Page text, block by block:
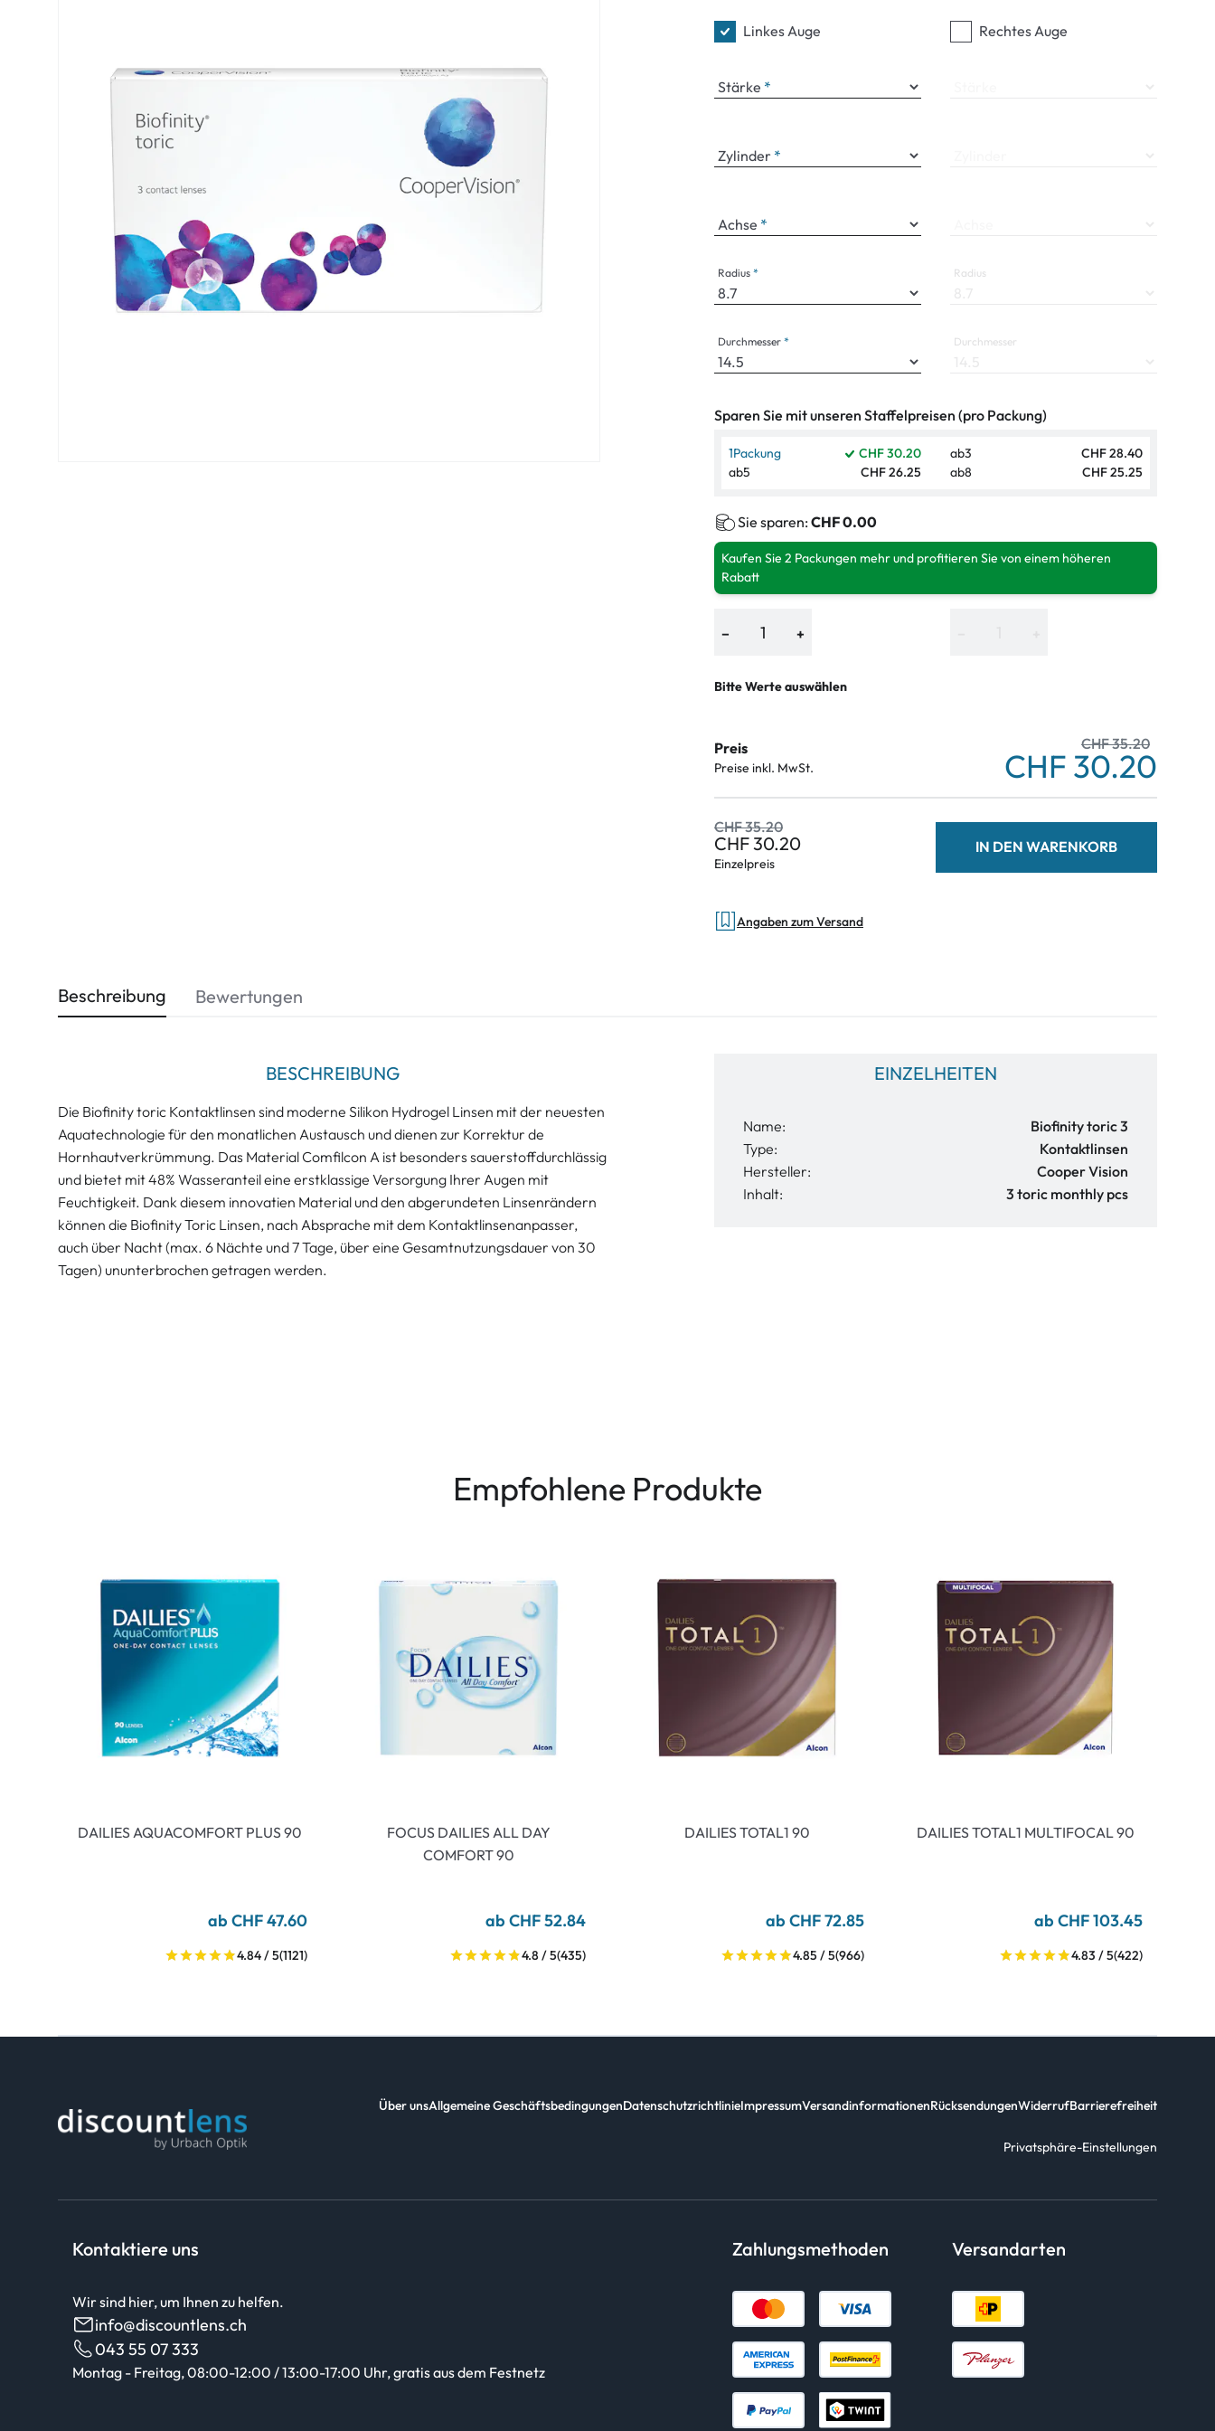
SofLens
Linkes Auge
Stärke
Zylinder
Achse
Radius
Durchmesser
Rechtes Auge
Radius
Durchmesser
Sparen Sie mit unseren Staffelpreisen (pro Packung)
1Packung CHF 30.20 ab3
CHF 28.40
ab5 CHF 26.25 ab8 CHF 25.25
Sie sparen: CHF 0.00
Kaufen Sie 2 Packungen mehr und profitieren Sie von einem höheren
Rabatt
− +
Bitte Werte auswählen
Preis
Preise inkl. MwSt.
CHF 35.20
CHF 30.20
CHF 35.20
CHF 30.20
Einzelpreis
IN DEN WARENKORB
Angaben zum Versand
Beschreibung
BESCHREIBUNG
Die Biofinity toric Kontaktlinsen sind moderne Silikon Hydrogel Linsen mit der neuesten
Aquatechnologie für den monatlichen Austausch und dienen zur Korrektur de
Hornhautverkrümmung. Das Material Comfilcon A ist besonders sauerstoffdurchlässig
und bietet mit 48% Wasseranteil eine erstklassige Versorgung Ihrer Augen mit
Feuchtigkeit. Dank diesem innovatien Material und den abgerundeten Linsenrändern
können die Biofinity Toric Linsen, nach Absprache mit dem Kontaktlinsenanpasser,
auch über Nacht (max. 6 Nächte und 7 Tage, über eine Gesamtnutzungsdauer von 30
Tagen) ununterbrochen getragen werden.
EINZELHEITEN
Name:
Biofinity toric 3
Type:
Kontaktlinsen
Hersteller:
Cooper Vision
Inhalt:
3 toric monthly pcs
Bewertungen
Empfohlene Produkte
DAILIES AQUACOMFORT PLUS 90
ab CHF 47.60
4.84 / 5(1121)
FOCUS DAILIES ALL DAY
COMFORT 90
ab CHF 52.84
4.8 / 5(435)
DAILIES TOTAL1 90
ab CHF 72.85
4.85 / 5(966)
DAILIES TOTAL1 MULTIFOCAL 90
ab CHF 103.45
4.83 / 5(422)
Über unsAllgemeine GeschäftsbedingungenDatenschutzrichtlinieImpressumVersandinformationenRücksendungenWiderrufBarrierefreiheit
Privatsphäre-Einstellungen
Kontaktiere uns
Wir sind hier, um Ihnen zu helfen.
info@discountlens.ch
043 55 07 333
Montag - Freitag, 08:00-12:00 / 13:00-17:00 Uhr, gratis aus dem Festnetz
Zahlungsmethoden Versandarten